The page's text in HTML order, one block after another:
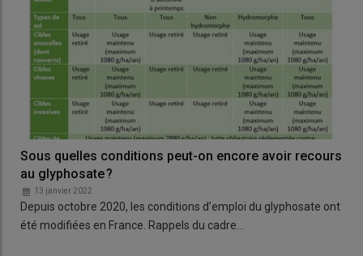
Sous quelles conditions peut-on encore avoir recours
au glyphosate ?
13 janvier 2022
Depuis octobre 2020, les conditions d’emploi du glyphosate ont
été modifiées en France. Rappels du cadre…